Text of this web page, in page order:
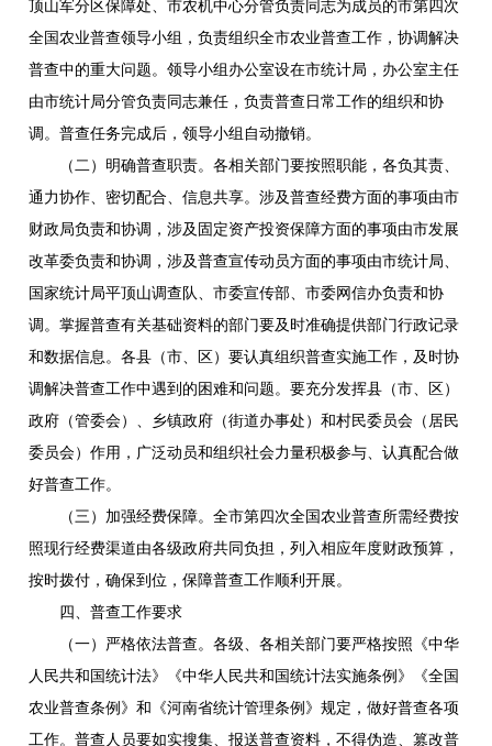
顶山军分区保障处、市农机中心分管负责同志为成员的市第四次
全国农业普查领导小组，负责组织全市农业普查工作，协调解决
普查中的重大问题。领导小组办公室设在市统计局，办公室主任
由市统计局分管负责同志兼任，负责普查日常工作的组织和协
调。普查任务完成后，领导小组自动撤销。
（二）明确普查职责。各相关部门要按照职能，各负其责、
通力协作、密切配合、信息共享。涉及普查经费方面的事项由市
财政局负责和协调，涉及固定资产投资保障方面的事项由市发展
改革委负责和协调，涉及普查宣传动员方面的事项由市统计局、
国家统计局平顶山调查队、市委宣传部、市委网信办负责和协
调。掌握普查有关基础资料的部门要及时准确提供部门行政记录
和数据信息。各县（市、区）要认真组织普查实施工作，及时协
调解决普查工作中遇到的困难和问题。要充分发挥县（市、区）
政府（管委会）、乡镇政府（街道办事处）和村民委员会（居民
委员会）作用，广泛动员和组织社会力量积极参与、认真配合做
好普查工作。
（三）加强经费保障。全市第四次全国农业普查所需经费按
照现行经费渠道由各级政府共同负担，列入相应年度财政预算，
按时拨付，确保到位，保障普查工作顺利开展。
四、普查工作要求
（一）严格依法普查。各级、各相关部门要严格按照《中华
人民共和国统计法》《中华人民共和国统计法实施条例》《全国
农业普查条例》和《河南省统计管理条例》规定，做好普查各项
工作。普查人员要如实搜集、报送普查资料，不得伪造、篡改普